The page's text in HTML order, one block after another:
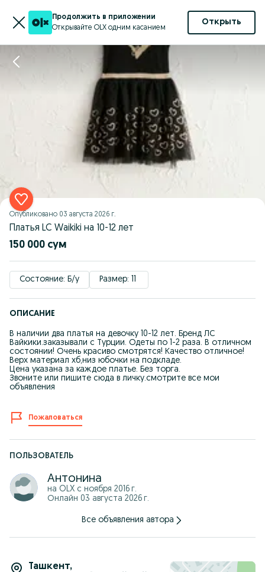
Продолжить в приложении
Открывайте OLX одним касанием
Открыть
Опубликовано 03 августа 2026 г.
Платья LC Waikiki на 10-12 лет
150 000 сум
Состояние: Б/у Размер: 11
ОПИСАНИЕ
В наличии два платья на девочку 10-12 лет. Бренд ЛС
Вайкики.заказывали с Турции. Одеты по 1-2 раза. В отличном
состоянии! Очень красиво смотрятся! Качество отличное!
Верх материал хб,низ юбочки на подкладе.
Цена указана за каждое платье. Без торга.
Звоните или пишите сюда в личку.смотрите все мои
объявления
Пожаловаться
ПОЛЬЗОВАТЕЛЬ
Антонина
на OLX с ноября 2016 г.
Онлайн 03 августа 2026 г.
Все объявления автора
Ташкент,